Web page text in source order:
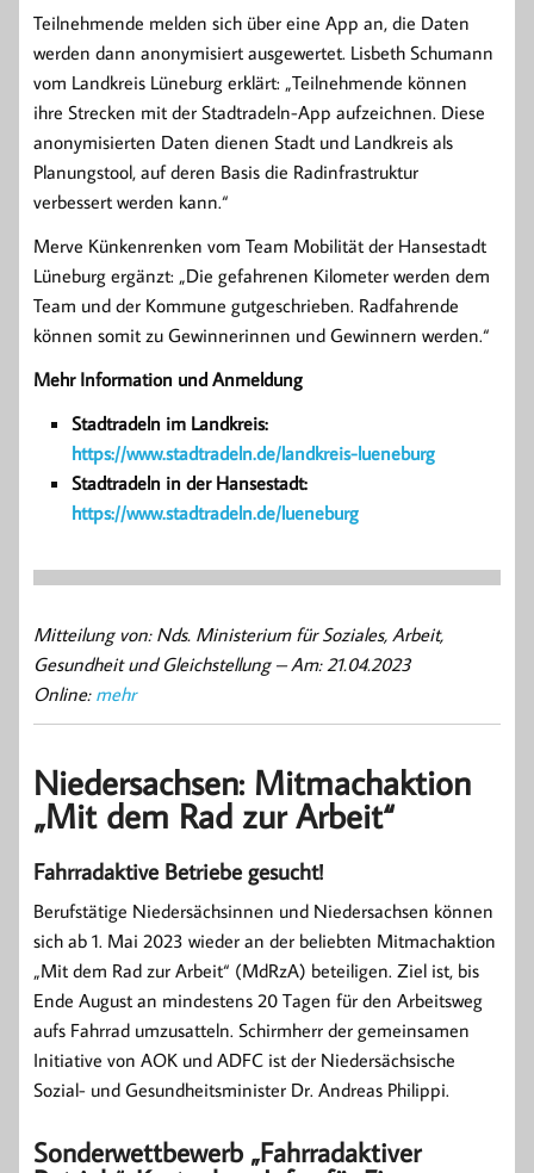
Teilnehmende melden sich über eine App an, die Daten
werden dann anonymisiert ausgewertet. Lisbeth Schumann
vom Landkreis Lüneburg erklärt: „Teilnehmende können
ihre Strecken mit der Stadtradeln-App aufzeichnen. Diese
anonymisierten Daten dienen Stadt und Landkreis als
Planungstool, auf deren Basis die Radinfrastruktur
verbessert werden kann.“
Merve Künkenrenken vom Team Mobilität der Hansestadt
Lüneburg ergänzt: „Die gefahrenen Kilometer werden dem
Team und der Kommune gutgeschrieben. Radfahrende
können somit zu Gewinnerinnen und Gewinnern werden.“
Mehr Information und Anmeldung
Stadtradeln im Landkreis:
https://www.stadtradeln.de/landkreis-lueneburg
Stadtradeln in der Hansestadt:
https://www.stadtradeln.de/lueneburg
Mitteilung von: Nds. Ministerium für Soziales, Arbeit,
Gesundheit und Gleichstellung –Am: 21.04.2023
Online: mehr
Niedersachsen: Mitmachaktion
„Mit dem Rad zur Arbeit“
Fahrradaktive Betriebe gesucht!
Berufstätige Niedersächsinnen und Niedersachsen können
sich ab 1. Mai 2023 wieder an der beliebten Mitmachaktion
„Mit dem Rad zur Arbeit“ (MdRzA) beteiligen. Ziel ist, bis
Ende August an mindestens 20 Tagen für den Arbeitsweg
aufs Fahrrad umzusatteln. Schirmherr der gemeinsamen
Initiative von AOK und ADFC ist der Niedersächsische
Sozial- und Gesundheitsminister Dr. Andreas Philippi.
Sonderwettbewerb „Fahrradaktiver